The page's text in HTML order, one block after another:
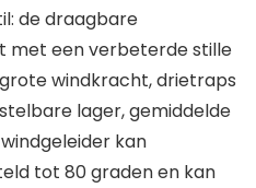
de draagbare
met een verbeterde stille
windkracht, drietraps
lager, gemiddelde
kan
tot 80 graden en kan